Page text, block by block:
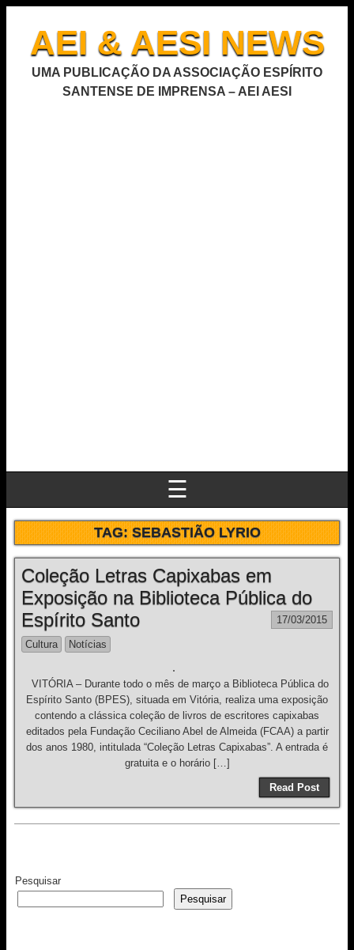
AEI & AESI NEWS
UMA PUBLICAÇÃO DA ASSOCIAÇÃO ESPÍRITO
SANTENSE DE IMPRENSA – AEI AESI
☰
TAG:SEBASTIÃO LYRIO
Coleção Letras Capixabas em
Exposição na Biblioteca Pública do
Espírito Santo
17/03/2015
Cultura Notícias
VITÓRIA – Durante todo o mês de março a Biblioteca Pública do
Espírito Santo (BPES), situada em Vitória, realiza uma exposição
contendo a clássica coleção de livros de escritores capixabas
editados pela Fundação Ceciliano Abel de Almeida (FCAA) a partir
dos anos 1980, intitulada “Coleção Letras Capixabas”. A entrada é
gratuita e o horário […]
Read Post
Pesquisar
Pesquisar